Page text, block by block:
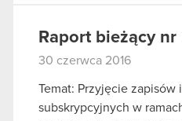
Raport bieżący nr
30 czerwca 2016
Temat: Przyjęcie zapisów
subskrypcyjnych w